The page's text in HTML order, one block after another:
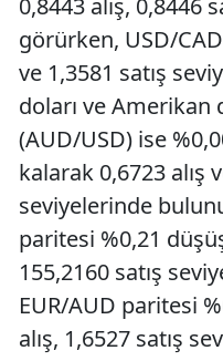
görürken, USD/
ve 1,3581 satış
doları ve Amerikan
(AUD/USD) ise
kalarak 0,6723 alış
seviyelerinde
paritesi %0,21
155,2160 satış
EUR/AUD paritesi
alış, 1,6527 satış